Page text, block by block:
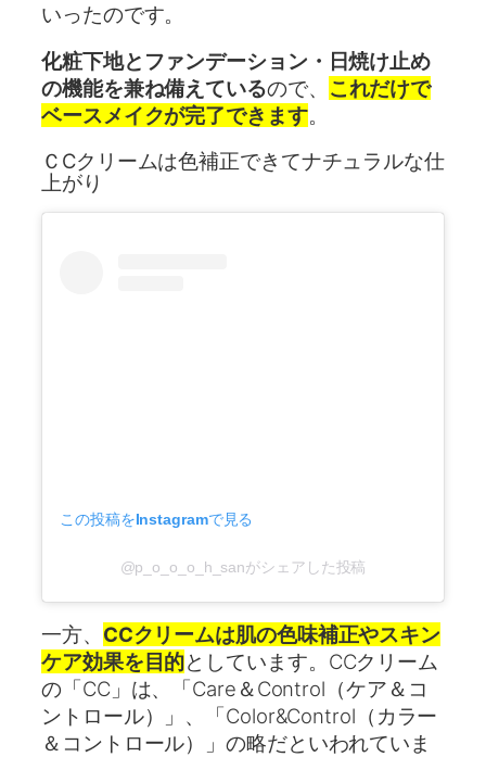
いったのです。
化粧下地とファンデーション・日焼け止め
の機能を兼ね備えているので、
これだけで
ベースメイクが完了できます。
ＣCクリームは色補正できてナチュラルな仕
上がり
この投稿をInstagramで見る
@p_o_o_o_h_sanがシェアした投稿
一方、 CCクリームは肌の色味補正やスキン
ケア効果を目的としています。CCクリーム
の「CC」は、「Care＆Control（ケア＆コ
ントロール）」、「Color&Control（カラー
＆コントロール）」の略だといわれていま